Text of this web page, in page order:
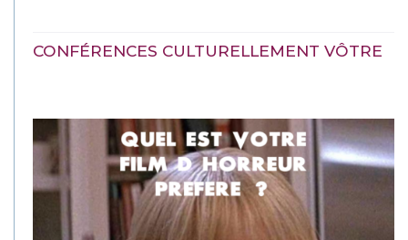
CONFÉRENCES CULTURELLEMENT VÔTRE